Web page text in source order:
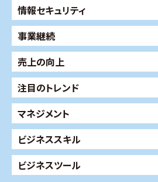
情報セキュリティ
事業継続
売上の向上
注目のトレンド
マネジメント
ビジネススキル
ビジネスツール